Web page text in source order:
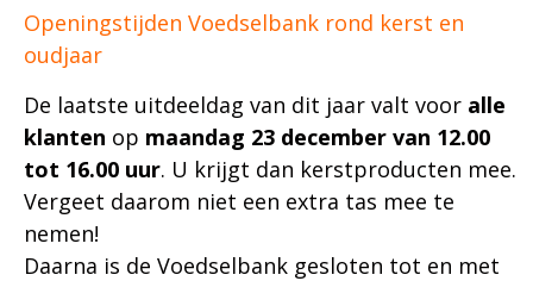
Openingstijden Voedselbank rond kerst en
oudjaar
De laatste uitdeeldag van dit jaar valt voor alle
klanten op maandag 23 december van 12.00
tot 16.00 uur. U krijgt dan kerstproducten mee.
Vergeet daarom niet een extra tas mee te
nemen!
Daarna is de Voedselbank gesloten tot en met